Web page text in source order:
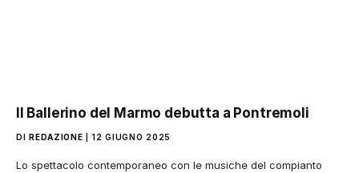
Il Ballerino del Marmo debutta a Pontremoli
DI REDAZIONE 12 GIUGNO 2025
Lo spettacolo contemporaneo con le musiche del compianto